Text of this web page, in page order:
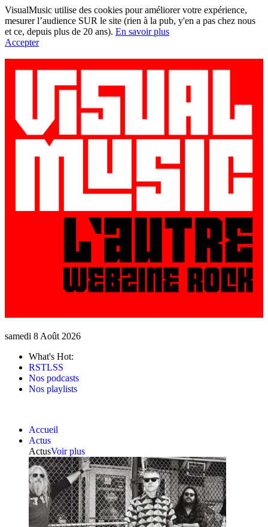
VisualMusic utilise des cookies pour améliorer votre expérience,
mesurer l’audience SUR le site (rien à la pub, y'en a pas chez nous
et ce, depuis plus de 20 ans). En savoir plus
Accepter
samedi 8 Août 2026
What's Hot:
RSTLSS
Nos podcasts
Nos playlists
Accueil
Actus
ActusVoir plus